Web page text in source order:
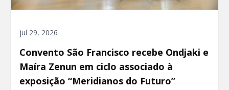
jul 29, 2026
Convento São Francisco recebe Ondjaki e
Maíra Zenun em ciclo associado à
exposição “Meridianos do Futuro”